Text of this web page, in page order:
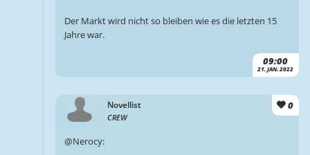
09:00
21. JAN. 2022
Der Markt wird nicht so bleiben wie es die letzten 15
Jahre war.
Novellist
CREW
0
@Nerocy: